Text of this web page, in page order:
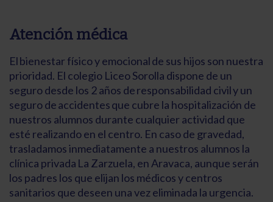
Atención médica
El bienestar físico y emocional de sus hijos son nuestra
prioridad. El colegio Liceo Sorolla dispone de un
seguro desde los 2 años de responsabilidad civil y un
seguro de accidentes que cubre la hospitalización de
nuestros alumnos durante cualquier actividad que
esté realizando en el centro. En caso de gravedad,
trasladamos inmediatamente a nuestros alumnos la
clínica privada La Zarzuela, en Aravaca, aunque serán
los padres los que elijan los médicos y centros
sanitarios que deseen una vez eliminada la urgencia.